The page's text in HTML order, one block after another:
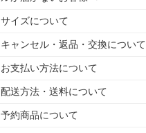
サイズについて
キャンセル・返品・交換について
お支払い方法について
配送方法・送料について
予約商品について